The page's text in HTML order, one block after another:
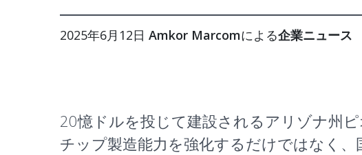
2025年6月12日 Amkor Marcomによる企業ニュース
20憶ドルを投じて建設されるアリゾナ州
チップ製造能力を強化するだけではなく